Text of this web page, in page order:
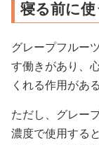
寝る前に
グレープフルー
す働きがあり、
くれる作用があ
ただし、グレー
濃度で使用する